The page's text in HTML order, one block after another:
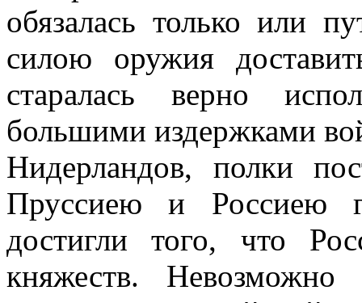
обязалась только или
силою оружия
старалась верно
большими издержками
Нидерландов, полки
Пруссиею и Россиею
достигли того, что
княжеств.